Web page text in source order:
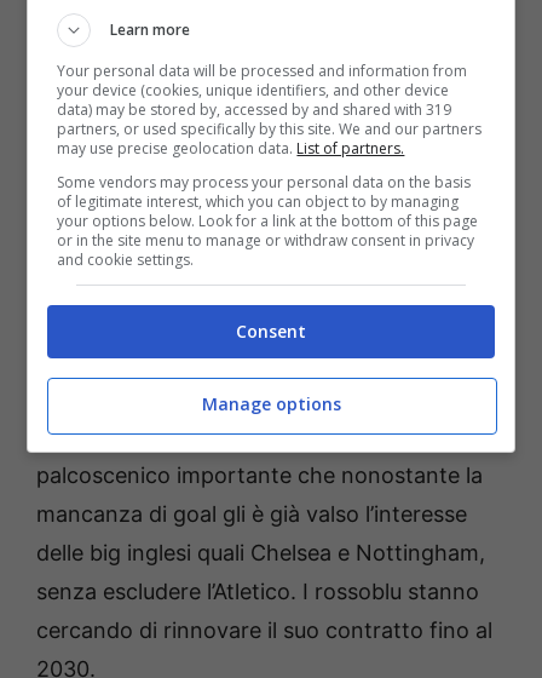
Escludendo quindi il goal di Coppa, per risalire
all’ultima rete firmata da Castro bisogna
proprio fermarsi a quel 2 novembre contro il
Parma. Da lì qualcosa si è rotto e il
centravanti non è più riuscito a firmare sul
tabellino marcatori, ne in Supercoppa ne in
Europa League.
Quale futuro per Castro?
Come detto l’attaccante del Bologna deve
trovare il graffio anche in Europa,
palcoscenico importante che nonostante la
mancanza di goal gli è già valso l’interesse
delle big inglesi quali Chelsea e Nottingham,
senza escludere l’Atletico. I rossoblu stanno
cercando di rinnovare il suo contratto fino al
2030.
Learn more
Your personal data will be processed and information from
your device (cookies, unique identifiers, and other device
data) may be stored by, accessed by and shared with 319
partners, or used specifically by this site. We and our partners
may use precise geolocation data. List of partners.
Some vendors may process your personal data on the basis
of legitimate interest, which you can object to by managing
your options below. Look for a link at the bottom of this page
or in the site menu to manage or withdraw consent in privacy
and cookie settings.
Consent
Manage options